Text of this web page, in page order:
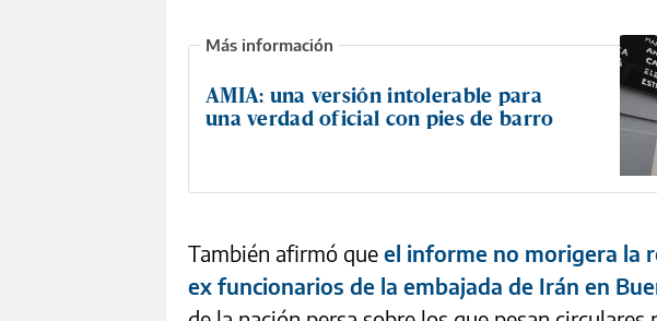
AMIA: una versión intolerable para
una verdad oficial con pies de barro
También afirmó que el informe no morigera la
ex funcionarios de la embajada de Irán en